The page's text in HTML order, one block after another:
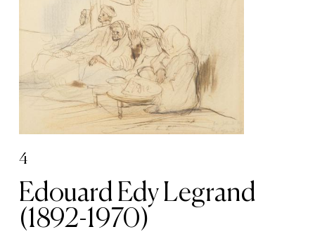
4
Edouard Edy Legrand
(1892-1970)